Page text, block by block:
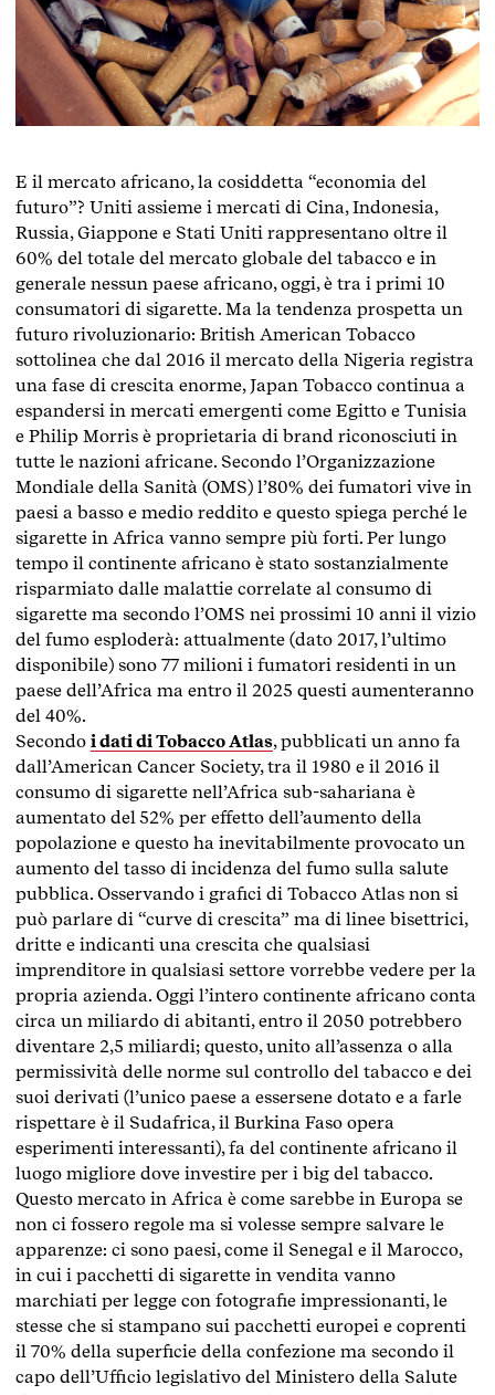
E il mercato africano, la cosiddetta “economia del
futuro”? Uniti assieme i mercati di Cina, Indonesia,
Russia, Giappone e Stati Uniti rappresentano oltre il
60% del totale del mercato globale del tabacco e in
generale nessun paese africano, oggi, è tra i primi 10
consumatori di sigarette. Ma la tendenza prospetta un
futuro rivoluzionario: British American Tobacco
sottolinea che dal 2016 il mercato della Nigeria registra
una fase di crescita enorme, Japan Tobacco continua a
espandersi in mercati emergenti come Egitto e Tunisia
e Philip Morris è proprietaria di brand riconosciuti in
tutte le nazioni africane. Secondo l’Organizzazione
Mondiale della Sanità (OMS) l’80% dei fumatori vive in
paesi a basso e medio reddito e questo spiega perché le
sigarette in Africa vanno sempre più forti. Per lungo
tempo il continente africano è stato sostanzialmente
risparmiato dalle malattie correlate al consumo di
sigarette ma secondo l’OMS nei prossimi 10 anni il vizio
del fumo esploderà: attualmente (dato 2017, l’ultimo
disponibile) sono 77 milioni i fumatori residenti in un
paese dell’Africa ma entro il 2025 questi aumenteranno
del 40%.
Secondo i dati di Tobacco Atlas, pubblicati un anno fa
dall’American Cancer Society, tra il 1980 e il 2016 il
consumo di sigarette nell’Africa sub-sahariana è
aumentato del 52% per effetto dell’aumento della
popolazione e questo ha inevitabilmente provocato un
aumento del tasso di incidenza del fumo sulla salute
pubblica. Osservando i grafici di Tobacco Atlas non si
può parlare di “curve di crescita” ma di linee bisettrici,
dritte e indicanti una crescita che qualsiasi
imprenditore in qualsiasi settore vorrebbe vedere per la
propria azienda. Oggi l’intero continente africano conta
circa un miliardo di abitanti, entro il 2050 potrebbero
diventare 2,5 miliardi; questo, unito all’assenza o alla
permissività delle norme sul controllo del tabacco e dei
suoi derivati (l’unico paese a essersene dotato e a farle
rispettare è il Sudafrica, il Burkina Faso opera
esperimenti interessanti), fa del continente africano il
luogo migliore dove investire per i big del tabacco.
Questo mercato in Africa è come sarebbe in Europa se
non ci fossero regole ma si volesse sempre salvare le
apparenze: ci sono paesi, come il Senegal e il Marocco,
in cui i pacchetti di sigarette in vendita vanno
marchiati per legge con fotografie impressionanti, le
stesse che si stampano sui pacchetti europei e coprenti
il 70% della superficie della confezione ma secondo il
capo dell’Ufficio legislativo del Ministero della Salute